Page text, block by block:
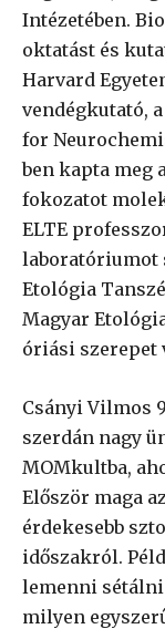
Intézetében.
oktatást és
Harvard
vendégkutató,
for
ben kapta meg
fokozatot
ELTE
laboratóriumot
Etológia
Magyar
óriási szerepet
Csányi Vilmos
szerdán nagy
MOMkultba,
Először maga
érdekesebb
időszakról.
lemenni sétálni
milyen